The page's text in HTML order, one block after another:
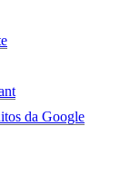
da Google